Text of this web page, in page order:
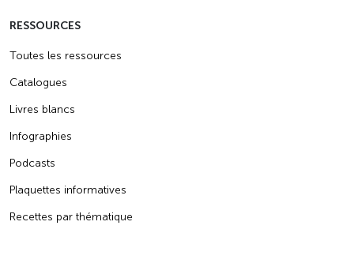
RESSOURCES
Toutes les ressources
Catalogues
Livres blancs
Infographies
Podcasts
Plaquettes informatives
Recettes par thématique